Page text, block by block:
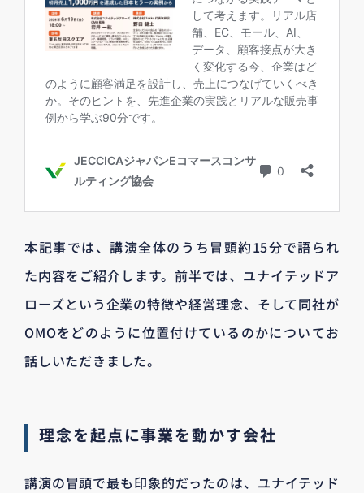
本記事では、講演全体のうち冒頭約15分で語られ
た内容をご紹介します。前半では、ユナイテッドア
ローズという企業の特徴や経営理念、そして同社が
OMOをどのように位置付けているのかについてお
話しいただきました。
理念を起点に事業を動かす会社
講演の冒頭で最も印象的だったのは、ユナイテッド